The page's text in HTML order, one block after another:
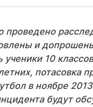
и
ученики 10
потасовка
в ноябре
будут